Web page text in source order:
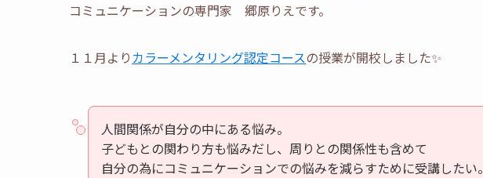
コミュニケーションの専門家 郷原りえです。
１１月より カラーメンタリング認定コースの授業が開校しました✨
人間関係が自分の中にある悩み。
子どもとの関わり方も悩みだし、周りとの関係性も含めて
自分の為にコミュニケーションでの悩みを減らすために受講したい。